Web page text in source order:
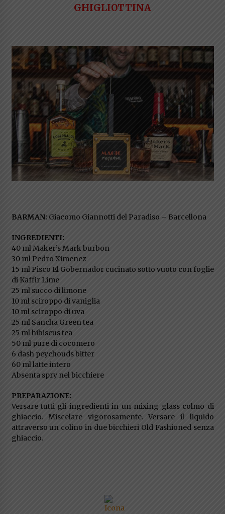
GHIGLIOTTINA
BARMAN: Giacomo Giannotti del Paradiso – Barcellona
INGREDIENTI:
40 ml Maker’s Mark burbon
30 ml Pedro Ximenez
15 ml Pisco El Gobernador cucinato sotto vuoto con foglie
di Kaffir Lime
25 ml succo di limone
10 ml sciroppo di vaniglia
10 ml sciroppo di uva
25 ml Sancha Green tea
25 ml hibiscus tea
50 ml pure di cocomero
6 dash peychouds bitter
60 ml latte intero
Absenta spry nel bicchiere
PREPARAZIONE:
Versare tutti gli ingredienti in un mixing glass colmo di
ghiaccio. Miscelare vigorosamente. Versare il liquido
attraverso un colino in due bicchieri Old Fashioned senza
ghiaccio.